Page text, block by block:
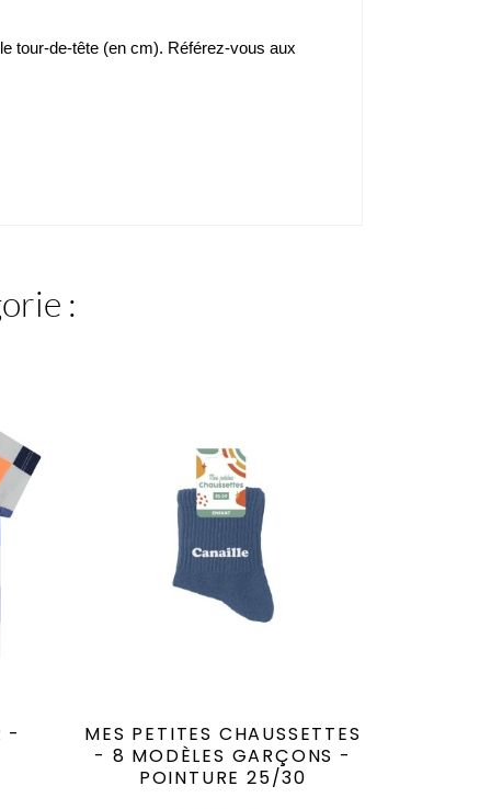
tour-de-tête (en cm). Référez-vous aux
:
-
MES PETITES CHAUSSETTES
- 8 MODÈLES GARÇONS -
POINTURE 25/30